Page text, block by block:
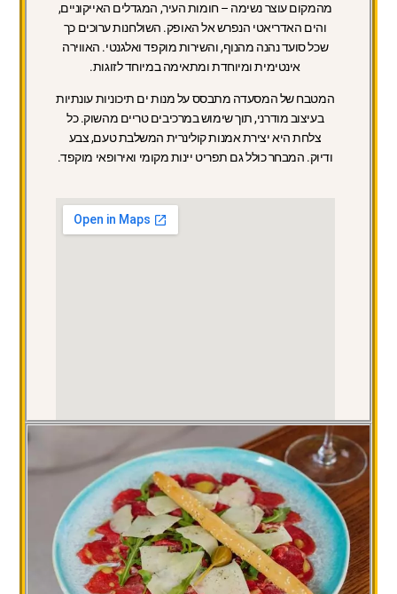
מהמקום עוצר נשימה – חומות העיר, המגדלים האייקוניים,
והים האדריאטי הנפרש אל האופק. השולחנות ערוכים כך
שכל סועד נהנה מהנוף, והשירות מוקפד ואלגנטי. האווירה
אינטימית ומיוחדת ומתאימה במיוחד לזוגות.
המטבח של המסעדה מתבסס על מנות ים תיכוניות עונתיות
בעיצוב מודרני, תוך שימוש במרכיבים טריים מהשוק. כל
צלחת היא יצירת אמנות קולינרית המשלבת טעם, צבע
ודיוק. המבחר כולל גם תפריט יינות מקומי ואירופאי מוקפד.